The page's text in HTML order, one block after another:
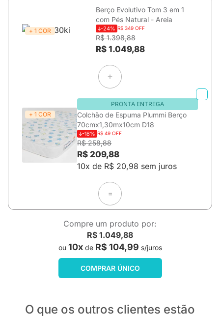
+ 1 COR
Berço Evolutivo Tom 3 em 1
com Pés Natural - Areia
-24% R$ 349 OFF
R$ 1.398,88
R$ 1.049,88
+ 1 COR
PRONTA ENTREGA
Colchão de Espuma Plummi Berço
70cmx1,30mx10cm D18
-18% R$ 49 OFF
R$ 258,88
R$ 209,88
10x de R$ 20,98 sem juros
=
Compre um produto por:
R$ 1.049,88
ou 10xde R$ 104,99 s/juros
COMPRAR ÚNICO
O que os outros clientes estão